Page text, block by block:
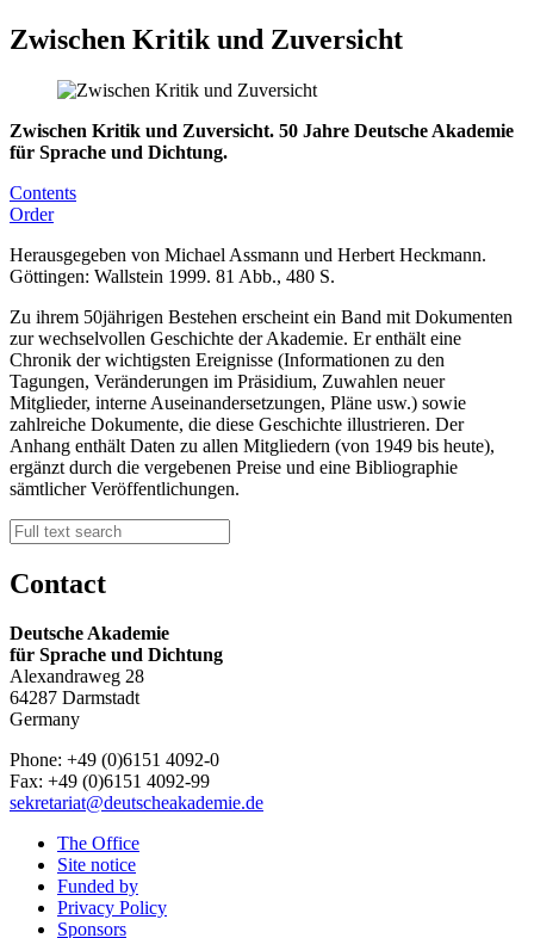
Zwischen Kritik und Zuversicht
Zwischen Kritik und Zuversicht. 50 Jahre Deutsche Akademie
für Sprache und Dichtung.
Contents
Order
Herausgegeben von Michael Assmann und Herbert Heckmann.
Göttingen: Wallstein 1999. 81 Abb., 480 S.
Zu ihrem 50jährigen Bestehen erscheint ein Band mit Dokumenten
zur wechselvollen Geschichte der Akademie. Er enthält eine
Chronik der wichtigsten Ereignisse (Informationen zu den
Tagungen, Veränderungen im Präsidium, Zuwahlen neuer
Mitglieder, interne Auseinandersetzungen, Pläne usw.) sowie
zahlreiche Dokumente, die diese Geschichte illustrieren. Der
Anhang enthält Daten zu allen Mitgliedern (von 1949 bis heute),
ergänzt durch die vergebenen Preise und eine Bibliographie
sämtlicher Veröffentlichungen.
Contact
Deutsche Akademie
für Sprache und Dichtung
Alexandraweg 28
64287 Darmstadt
Germany
Phone: +49 (0)6151 4092-0
Fax: +49 (0)6151 4092-99
sekretariat@deutscheakademie.de
The Office
Site notice
Funded by
Privacy Policy
Sponsors